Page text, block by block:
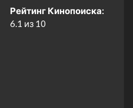
Рейтинг Кинопоиска:
6.1 из 10